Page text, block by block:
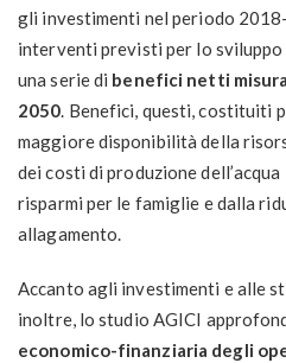
gli investimenti nel periodo
interventi previsti per lo
una serie di benefici netti
2050. Benefici, questi, costituiti
maggiore disponibilità della
dei costi di produzione
risparmi per le famiglie e dalla
allagamento.
Accanto agli investimenti e alle
inoltre, lo studio AGICI
economico-finanziaria degli